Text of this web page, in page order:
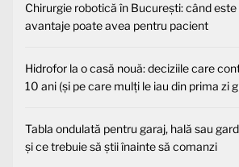
Chirurgie robotică în București: când
avantaje poate avea pentru pacient
Hidrofor la o casă nouă: deciziile care
10 ani (și pe care mulți le iau din prima zi
Tabla ondulată pentru garaj, hală sau
și ce trebuie să știi înainte să comanzi